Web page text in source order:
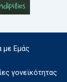
με Εμάς
γονεϊκότητας